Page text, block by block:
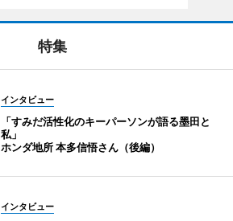
特集
インタビュー
「すみだ活性化のキーパーソンが語る墨田と
私」
ホンダ地所 本多信悟さん（後編）
インタビュー